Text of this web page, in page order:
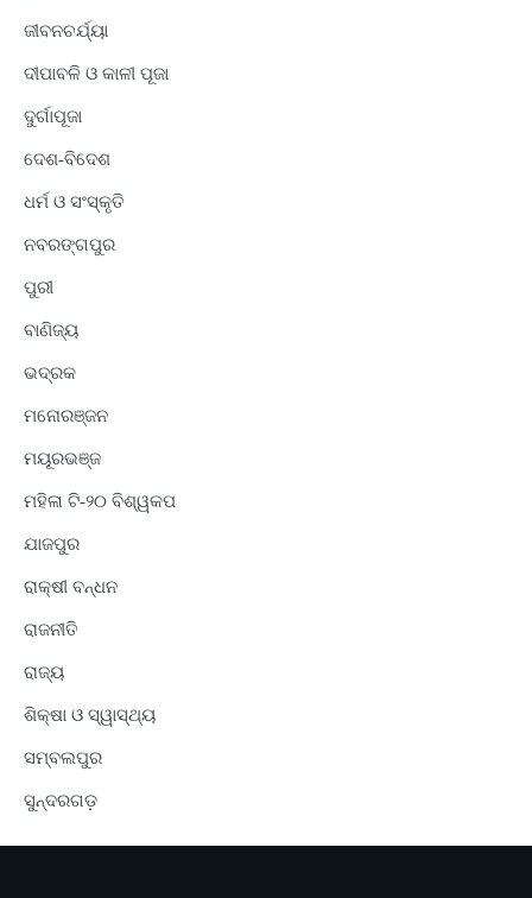
ଜୀବନଚର୍ଯ୍ୟା
ଦୀପାବଳି ଓ କାଳୀ ପୂଜା
ଦୁର୍ଗାପୂଜା
ଦେଶ-ବିଦେଶ
ଧର୍ମ ଓ ସଂସ୍କୃତି
ନବରଙ୍ଗପୁର
ପୁରୀ
ବାଣିଜ୍ୟ
ଭଦ୍ରକ
ମନୋରଞ୍ଜନ
ମୟୂରଭଞ୍ଜ
ମହିଳା ଟି-୨୦ ବିଶ୍ୱକପ
ଯାଜପୁର
ରାକ୍ଷୀ ବନ୍ଧନ
ରାଜନୀତି
ରାଜ୍ୟ
ଶିକ୍ଷା ଓ ସ୍ୱାସ୍ଥ୍ୟ
ସମ୍ବଲପୁର
ସୁନ୍ଦରଗଡ଼